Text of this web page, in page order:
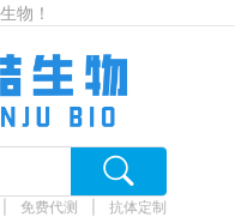
物！
免费代测 抗体定制